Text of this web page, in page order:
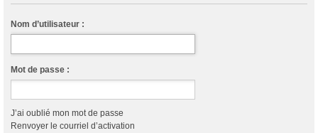
Nom d’utilisateur :
Mot de passe :
J’ai oublié mon mot de passe
Renvoyer le courriel d’activation